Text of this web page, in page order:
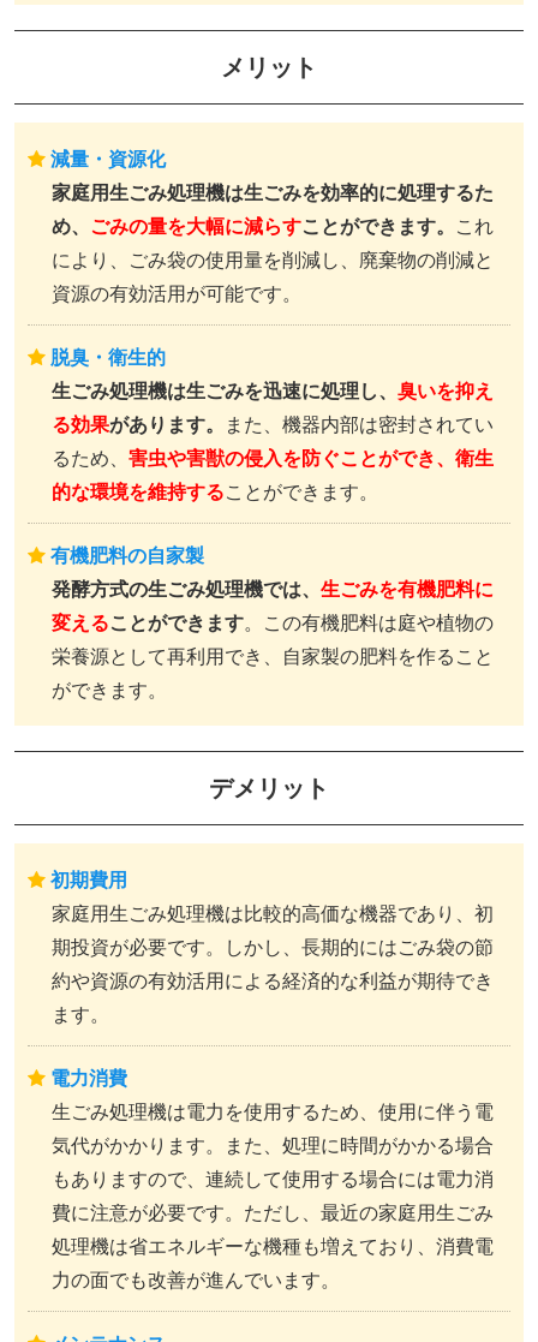
メリット
減量・資源化
家庭用生ごみ処理機は生ごみを効率的に処理するた
め、 ごみの量を大幅に減らすことができます。 これ
により、ごみ袋の使用量を削減し、廃棄物の削減と
資源の有効活用が可能です。
脱臭・衛生的
生ごみ処理機は生ごみを迅速に処理し、臭いを抑え
る効果があります。
また、機器内部は密封されてい
るため、害虫や害獣の侵入を防ぐことができ、衛生
的な環境を維持することができます。
有機肥料の自家製
発酵方式の生ごみ処理機では、生ごみを有機肥料に
変えることができます。この有機肥料は庭や植物の
栄養源として再利用でき、自家製の肥料を作ること
ができます。
デメリット
初期費用
家庭用生ごみ処理機は比較的高価な機器であり、初
期投資が必要です。しかし、長期的にはごみ袋の節
約や資源の有効活用による経済的な利益が期待でき
ます。
電力消費
生ごみ処理機は電力を使用するため、使用に伴う電
気代がかかります。また、処理に時間がかかる場合
もありますので、連続して使用する場合には電力消
費に注意が必要です。ただし、最近の家庭用生ごみ
処理機は省エネルギーな機種も増えており、消費電
力の面でも改善が進んでいます。